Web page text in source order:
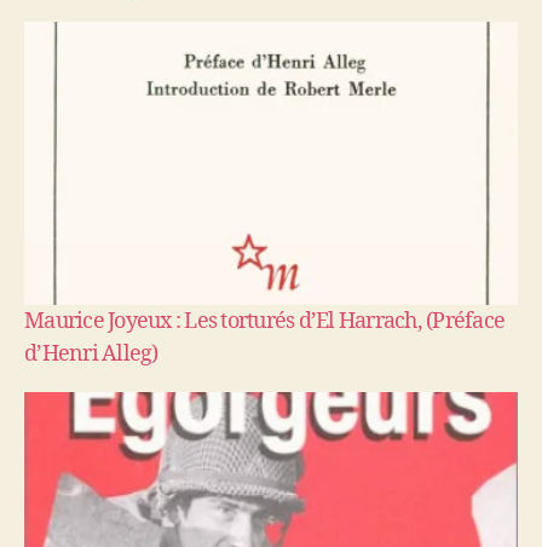
Maurice Joyeux : Les torturés d’El Harrach, (Préface
d’Henri Alleg)